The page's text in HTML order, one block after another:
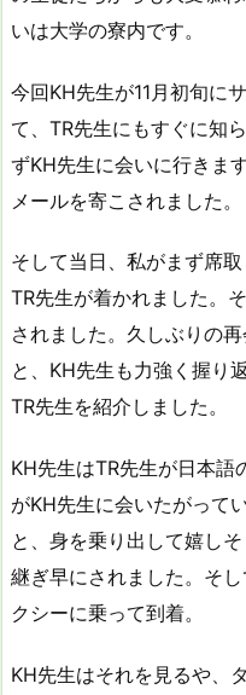
いは大学の寮内です。
今回KH先生が11月初旬に
て、TR先生にもすぐに知
ずKH先生に会いに行きま
メールを寄こされました。
そして当日、私がまず席
TR先生が着かれました。
されました。久しぶりの
と、KH先生も力強く握り
TR先生を紹介しました。
KH先生はTR先生が日本語
がKH先生に会いたがって
と、身を乗り出して嬉し
継ぎ早にされました。そ
クシーに乗って到着。
KH先生はそれを見るや、